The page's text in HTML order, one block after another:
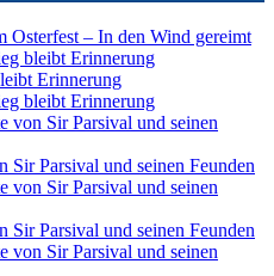
Osterfest – In den Wind gereimt
bleibt Erinnerung
Erinnerung
bleibt Erinnerung
von Sir Parsival und seinen
Sir Parsival und seinen Feunden
von Sir Parsival und seinen
Sir Parsival und seinen Feunden
von Sir Parsival und seinen